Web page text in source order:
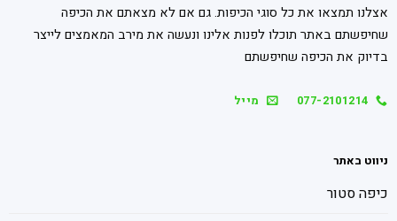
אצלנו תמצאו את כל סוגי הכיפות. גם אם לא מצאתם את הכיפה
שחיפשתם באתר תוכלו לפנות אלינו ונעשה את מירב המאמצים לייצר
בדיוק את הכיפה שחיפשתם
077-2101214 מייל
ניווט באתר
כיפה סטור